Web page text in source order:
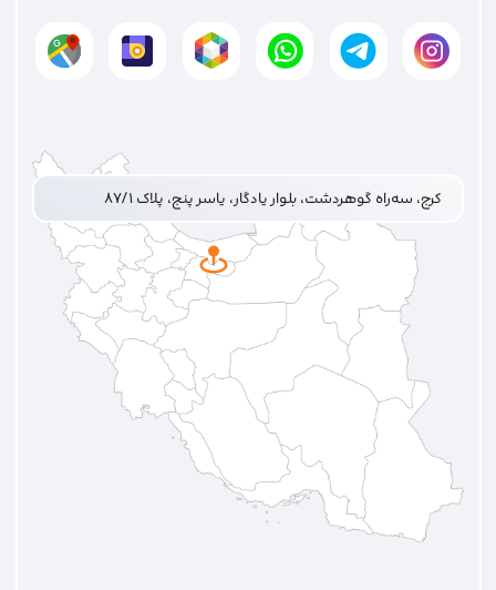
کرج، سه‌راه گوهردشت، بلوار یادگار، یاسر پنج، پلاک ۸۷/۱